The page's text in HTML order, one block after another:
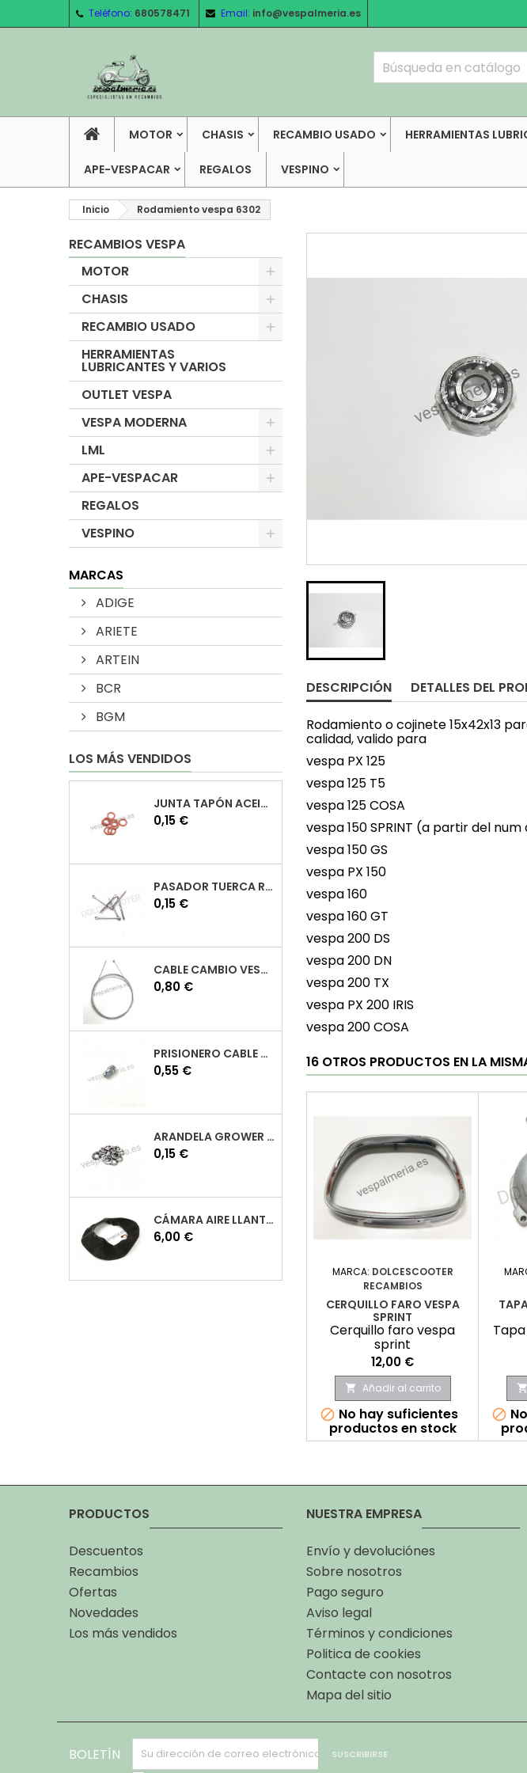
Teléfono: 680578471 Email: info@vespalmeria.es
MOTOR CHASIS RECAMBIO USADO HERRAMIENTAS
APE-VESPACAR REGALOS VESPINO
Inicio Rodamiento vespa 6302
RECAMBIOS VESPA
MOTOR
CHASIS
RECAMBIO USADO
HERRAMIENTAS
LUBRICANTES Y VARIOS
OUTLET VESPA
VESPA MODERNA
LML
APE-VESPACAR
REGALOS
VESPINO
MARCAS
ADIGE
ARIETE
ARTEIN
BCR
BGM
LOS MÁS VENDIDOS
JUNTA TAPÓN ACEITE VESPA
Precio
0,15 €
PASADOR TUERCA RUEDA VESPA
Precio
0,15 €
CABLE CAMBIO VESPA
Precio
0,80 €
PRISIONERO CABLE CAMBIO VESPA
Precio
0,55 €
ARANDELA GROWER M7 INOX VESPA
Precio
0,15 €
CÁMARA AIRE LLANTA 10 VESPA
Precio
6,00 €
DESCRIPCIÓN DETALLES DEL
Rodamiento o cojinete 15x42x13
calidad, valido para
vespa PX 125
vespa 125 T5
vespa 125 COSA
vespa 150 SPRINT (a partir del num
vespa 150 GS
vespa PX 150
vespa 160
vespa 160 GT
vespa 200 DS
vespa 200 DN
vespa 200 TX
vespa PX 200 IRIS
vespa 200 COSA
16 OTROS PRODUCTOS EN LA
MARCA: DOLCESCOOTER
RECAMBIOS
CERQUILLO FARO VESPA
SPRINT
Cerquillo faro vespa
sprint
Precio
12,00 €
 Añadir al carrito
 No hay suficientes
productos en stock


PRODUCTOS
Descuentos
Recambios
Ofertas
Novedades
Los más vendidos
NUESTRA EMPRESA
Envío y devoluciónes
Sobre nosotros
Pago seguro
Aviso legal
Términos y condiciones
Politica de cookies
Contacte con nosotros
Mapa del sitio
BOLETÍN